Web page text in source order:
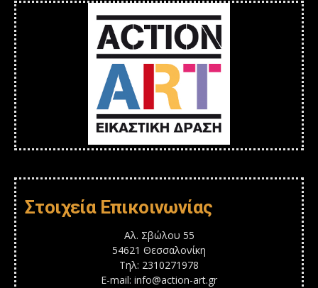
Στοιχεία Επικοινωνίας
Αλ. Σβώλου 55
54621 Θεσσαλονίκη
Τηλ: 2310271978
E-mail: info@action-art.gr